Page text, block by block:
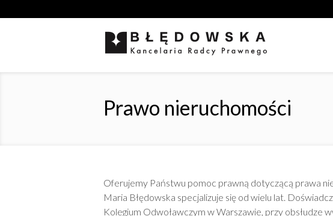
Prawo nieruchomości
Oferujemy Państwu pomoc prawną dotyczącą prawa
Maria Błędowska specjalizuje się od wielu lat.
Kolegium Odwoławczym w Warszawie, przy obsłudze